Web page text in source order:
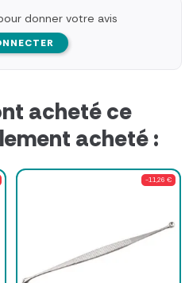
donner votre avis
acheté ce
acheté :
-11,26 €